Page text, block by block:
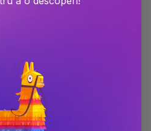
fondului de
este utilitatea unui cont
minim și cum să-ți corectezi